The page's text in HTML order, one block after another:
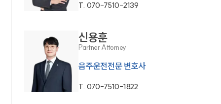
T. 070-7510-2139
신용훈
Partner Attorney
음주운전전문 변호사
T. 070-7510-1822